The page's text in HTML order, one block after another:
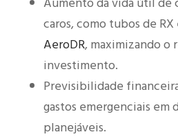
caros, como tubos de
AeroDR, maximizando o
investimento.
Previsibilidade
gastos emergenciais em
planejáveis.